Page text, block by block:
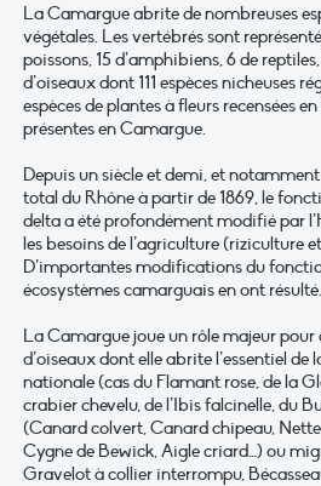
La Camargue abrite de nombreuses
végétales. Les vertébrés sont
poissons, 15 d’amphibiens, 6 de
d’oiseaux dont 111 espèces nicheuses
espèces de plantes à fleurs recensées
présentes en Camargue.
Depuis un siècle et demi, et
total du Rhône à partir de 1869, le
delta a été profondément modifié par
les besoins de l’agriculture (riziculture
D’importantes modifications du
écosystèmes camarguais en ont résulté.
La Camargue joue un rôle majeur pour
d’oiseaux dont elle abrite l’essentiel
nationale (cas du Flamant rose, de la
crabier chevelu, de l’Ibis falcinelle, du
(Canard colvert, Canard chipeau, Nette
Cygne de Bewick, Aigle criard…) ou
Gravelot à collier interrompu,